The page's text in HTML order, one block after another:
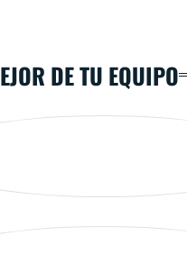
DE TU EQUIPO